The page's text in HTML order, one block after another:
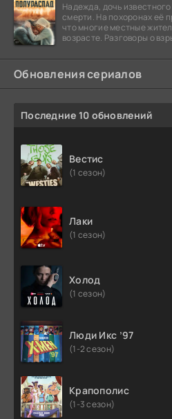
Надежда, дочь
смерти. На похоронах её
что многие местные
возрасте. Разговоры о
Обновления сериалов
Последние 10 обновлений
Вестис
(1 сезон)
Лаки
(1 сезон)
Холод
(1 сезон)
Люди Икс ’97
(1-2 сезон)
Крапополис
(1-3 сезон)